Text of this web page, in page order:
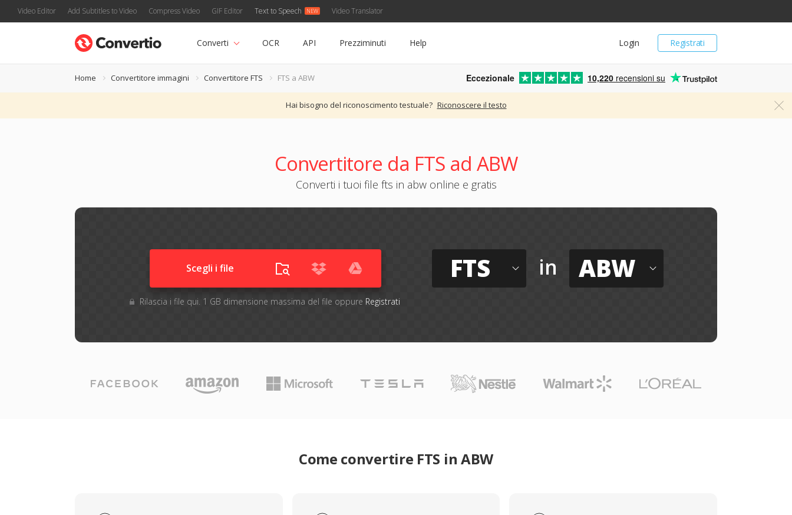
Video Editor Add Subtitles to Video Compress Video GIF Editor Text to Speech Video Translator
Registrati
Login
Converti OCR API Prezziminuti Help
Home Convertitore immagini Convertitore FTS FTS a ABW Eccezionale 10,220 recensioni su
Hai bisogno del riconoscimento testuale? Riconoscere il testo
Convertitore da FTS ad ABW
Converti i tuoi file fts in abw online e gratis
Scegli i file
Rilascia i file qui. 1 GB dimensione massima del file oppure Registrati
FTS in ABW
Come convertire FTS in ABW